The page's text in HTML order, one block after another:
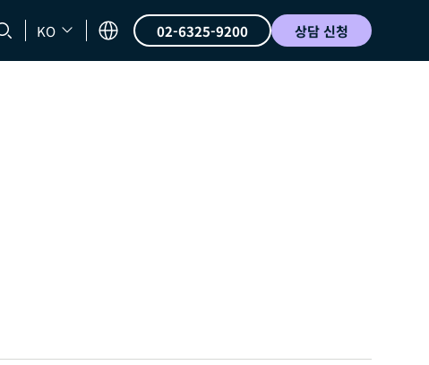
KO 02-6325-9200 상담 신청